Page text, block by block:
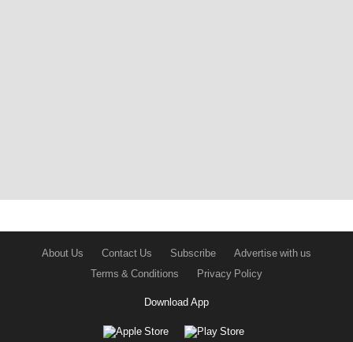
About Us Contact Us Subscribe
Advertise with us
Terms & Conditions
Privacy Policy
Download App